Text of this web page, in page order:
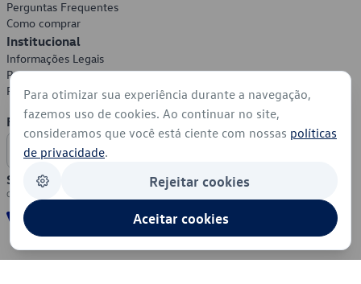
Perguntas Frequentes
Como comprar
Institucional
Informações Legais
Política de Privacidade
Política de Cookies
Formas de Pagamento
Segurança
Para otimizar sua experiência durante a navegação,
fazemos uso de cookies. Ao continuar no site,
consideramos que você está ciente com nossas políticas
de privacidade.
Rejeitar cookies
Aceitar cookies